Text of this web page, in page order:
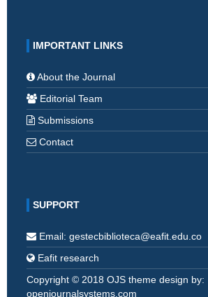
IMPORTANT LINKS
About the Journal
Editorial Team
Submissions
Contact
SUPPORT
Email: gestecbiblioteca@eafit.edu.co
Eafit research
Copyright © 2018 OJS theme design by:
openjournalsystems.com